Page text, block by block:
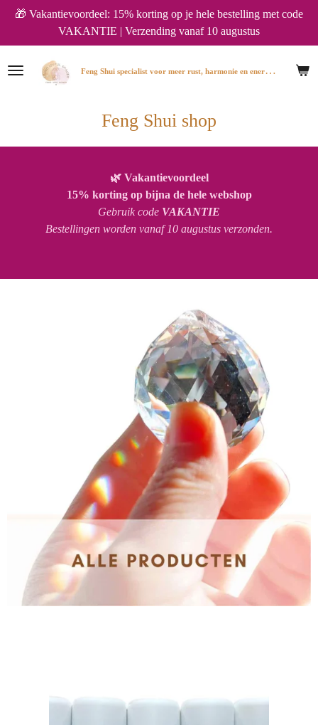
Ga
naar
de
hoofdinhoud
F
eng Shui specialist voor meer rust, harmonie en energie in huis.
🎁 Vakantievoordeel: 15% korting op je hele bestelling met code
VAKANTIE | Verzending vanaf 10 augustus
Feng Shui shop
🌿 Vakantievoordeel
15% korting op bijna de hele webshop
Gebruik code VAKANTIE
Bestellingen worden vanaf 10 augustus verzonden.